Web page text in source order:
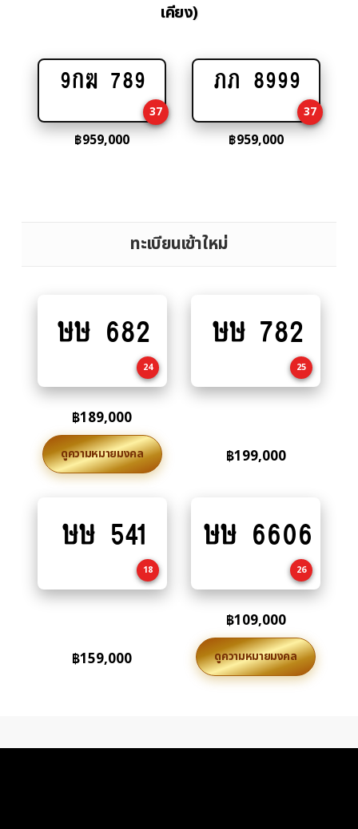
เคียง)
Add
cart
9กฆ 789
37
฿959,000
Add
cart
ภภ 8999
37
฿959,000
ทะเบียนเข้าใหม่
to
ษษ 682
24
฿189,000
ดูความหมายมงคล
to
ษษ 782
25
฿199,000
to
ษษ 541
18
฿159,000
to
ษษ 6606
26
฿109,000
ดูความหมายมงคล